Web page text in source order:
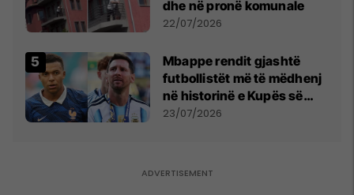
dhe në pronë komunale
22/07/2026
Mbappe rendit gjashtë
futbollistët më të mëdhenj
në historinë e Kupës së
Botës, Messi mbetet i dyti
23/07/2026